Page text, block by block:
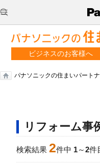
ビジネスのお客様へ
パナソニックの住まいパート
リフォーム事
検索結果 2件中 1～2件